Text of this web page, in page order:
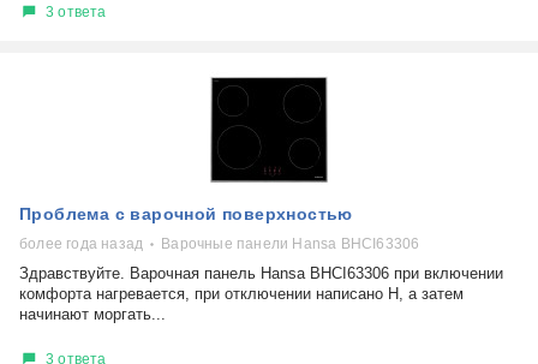
3 ответа
Проблема с варочной поверхностью
более года назад Варочные панели Hansa BHCI63306
Здравствуйте. Варочная панель Hansa BHCI63306 при включении
комфорта нагревается, при отключении написано Н, а затем
начинают моргать...
3 ответа